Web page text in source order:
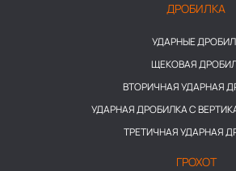
ДРОБИЛКА
УДАРНЫЕ
ЩЕКОВАЯ
ВТОРИЧНАЯ УДАРНАЯ
УДАРНАЯ ДРОБИЛКА С
ТРЕТИЧНАЯ УДАРНАЯ
ГРОХОТ